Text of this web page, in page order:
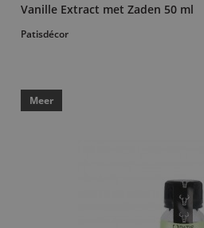
Vanille Extract met Zaden 50 ml
Patisdécor
Meer